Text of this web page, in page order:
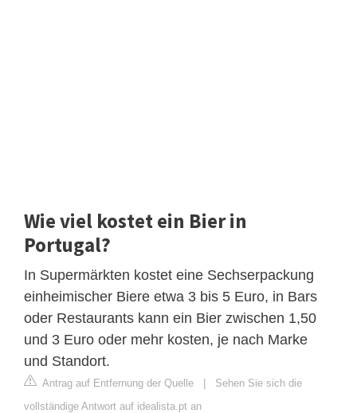
Wie viel kostet ein Bier in
Portugal?
In Supermärkten kostet eine Sechserpackung
einheimischer Biere etwa 3 bis 5 Euro, in Bars
oder Restaurants kann ein Bier zwischen 1,50
und 3 Euro oder mehr kosten, je nach Marke
und Standort.
Antrag auf Entfernung der Quelle | Sehen Sie sich die
vollständige Antwort auf idealista.pt an